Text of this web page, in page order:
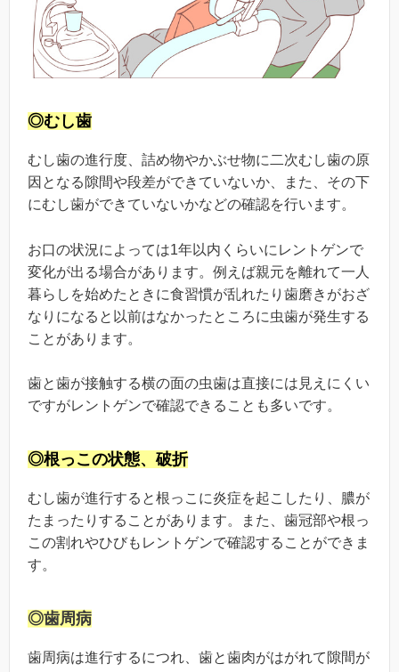
◎むし歯
むし歯の進行度、詰め物やかぶせ物に二次むし歯の原
因となる隙間や段差ができていないか、また、その下
にむし歯ができていないかなどの確認を行います。
お口の状況によっては1年以内くらいにレントゲンで
変化が出る場合があります。例えば親元を離れて一人
暮らしを始めたときに食習慣が乱れたり歯磨きがおざ
なりになると以前はなかったところに虫歯が発生する
ことがあります。
歯と歯が接触する横の面の虫歯は直接には見えにくい
ですがレントゲンで確認できることも多いです。
◎根っこの状態、破折
むし歯が進行すると根っこに炎症を起こしたり、膿が
たまったりすることがあります。また、歯冠部や根っ
この割れやひびもレントゲンで確認することができま
す。
◎歯周病
歯周病は進行するにつれ、歯と歯肉がはがれて隙間が